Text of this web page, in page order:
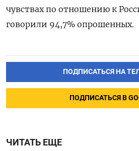
чувствах по отношению к
говорили 94,7% опрошенных.
ПОДПИСАТЬСЯ НА
ПОДПИСАТЬСЯ В
ЧИТАТЬ ЕЩЕ